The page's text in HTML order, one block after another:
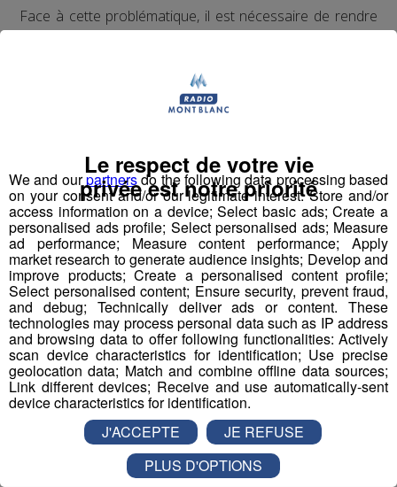
Face à cette problématique, il est nécessaire de rendre
attractif la filière industrielle auprès de la jeune
le cœur du réacteur en Haute-Savoie !
Il manque un trait d’union entre ces 2 mondes qui
dialogue est créateur de tellement de valeurs.
Notre proposition de
valeur ?
Impulser un nouveau récit médiatique pour
réconcilier les jeunes et l’industrie
Pour la 1ère fois dans l’histoire de l’industrie et des
médias français, nous proposons de porter, créer,
produire, diffuser un programme audiovisuel « mass
média » à l’échelle régionale.
We and ourpartnersdo the following data processing based
on your consent and/or our legitimate interest: Store and/or
access information on a device; Select basic ads; Create a
personalised ads profile; Select personalised ads; Measure
ad performance; Measure content performance; Apply
market research to generate audience insights; Develop and
improve products; Create a personalised content profile;
Select personalised content; Ensure security, prevent fraud,
and debug; Technically deliver ads or content. These
technologies may process personal data such as IP address
and browsing data to offer following functionalities: Actively
scan device characteristics for identification; Use precise
geolocation data; Match and combine offline data sources;
Link different devices; Receive and use automatically-sent
device characteristics for identification.
Le respect de votre vie
privée est notre priorité
J'ACCEPTE
JE REFUSE
PLUS D'OPTIONS